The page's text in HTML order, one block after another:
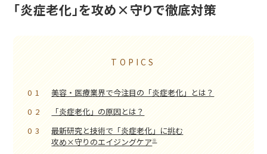
「炎症老化」を攻め×守りで徹底対策
TOPICS
01
美容・医療業界で今注目の「炎症老化」とは？
02
「炎症老化」の原因とは？
03
最新研究と技術で「炎症老化」に挑む
攻め×守りのエイジングケア※